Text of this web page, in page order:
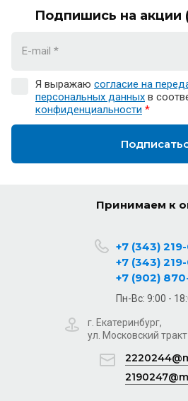
Подпишись на акции
Я выражаю согласие на
персональных данных в
конфиденциальности *
Принимаем к
+7 (343)
+7 (343)
+7 (902)
Пн-Вс: 9:00 -
г. Екатеринбург,
ул. Московский